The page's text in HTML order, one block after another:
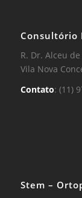
Consultório
R. Dr. Alceu
Vila Nova
Contato: (11)
Stem –